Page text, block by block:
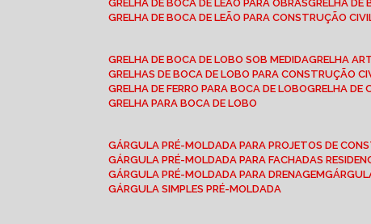
GRELHA DE BOCA DE LEÃO PARA OBRAS
GRELHA
GRELHA DE BOCA DE LEÃO PARA CONSTRUÇÃO
GRELHA DE BOCA DE LOBO SOB MEDIDA
GRELHA
GRELHAS DE BOCA DE LOBO PARA CONSTRUÇÃO
GRELHA DE FERRO PARA BOCA DE LOBO
GRELHA
GRELHA PARA BOCA DE LOBO
GÁRGULA PRÉ-MOLDADA PARA PROJETOS DE
GÁRGULA PRÉ-MOLDADA PARA FACHADAS
GÁRGULA PRÉ-MOLDADA PARA DRENAGEM
GÁRGULA SIMPLES PRÉ-MOLDADA